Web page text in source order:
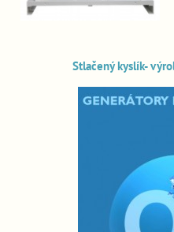
Stlačený kyslík-